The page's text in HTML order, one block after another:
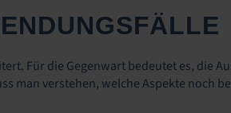
Für die Gegenwart bedeutet es, die
man verstehen, welche Aspekte noch